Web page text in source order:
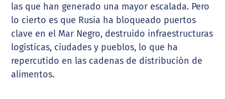
las que han generado una mayor escalada. Pero
lo cierto es que Rusia ha bloqueado puertos
clave en el Mar Negro, destruido infraestructuras
logísticas, ciudades y pueblos, lo que ha
repercutido en las cadenas de distribución de
alimentos.